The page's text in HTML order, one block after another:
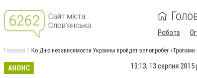
Робота
Головна Ко Дню независимости Украины пройдет велопробег
АНОНС 13:13, 13 серпня 2015